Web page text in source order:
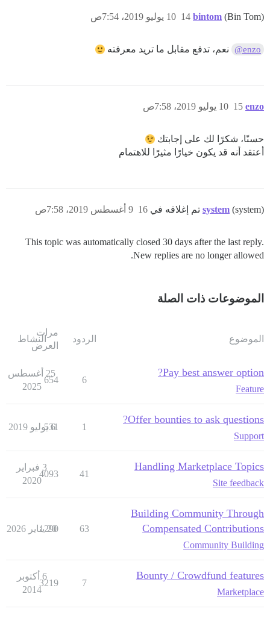
bintom (Bin Tom) 10 يوليو 2019، 7:54ص 14
@enzo نعم، تدفع مقابل ما تريد معرفته
enzo 10 يوليو 2019، 7:58ص 15
حسنًا، شكرًا لك على إجابتك
أعتقد أنه قد يكون خيارًا مثيرًا للاهتمام
system (system) تم إغلاقه في 9 أغسطس 2019، 7:58ص 16
This topic was automatically closed 30 days after the last reply.
New replies are no longer allowed.
الموضوعات ذات الصلة
الموضوع الردود
مرات
العرض
النشاط
Pay best answer option?
Feature
6
654
25 أغسطس
2025
Offer bounties to ask questions?
Support
1
531
6 يوليو 2019
Handling Marketplace Topics
Site feedback
41
4093
3 فبراير
2020
Building Community Through
Compensated Contributions
Community Building
63
1290
20 يناير 2026
Bounty / Crowdfund features
Marketplace
7
3219
6 أكتوبر
2014